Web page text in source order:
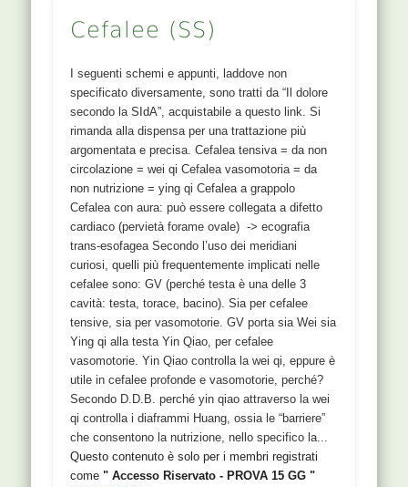
Cefalee (SS)
I seguenti schemi e appunti, laddove non
specificato diversamente, sono tratti da “Il dolore
secondo la SIdA”, acquistabile a questo link. Si
rimanda alla dispensa per una trattazione più
argomentata e precisa. Cefalea tensiva = da non
circolazione = wei qi Cefalea vasomotoria = da
non nutrizione = ying qi Cefalea a grappolo
Cefalea con aura: può essere collegata a difetto
cardiaco (pervietà forame ovale) -> ecografia
trans-esofagea Secondo l’uso dei meridiani
curiosi, quelli più frequentemente implicati nelle
cefalee sono: GV (perché testa è una delle 3
cavità: testa, torace, bacino). Sia per cefalee
tensive, sia per vasomotorie. GV porta sia Wei sia
Ying qi alla testa Yin Qiao, per cefalee
vasomotorie. Yin Qiao controlla la wei qi, eppure è
utile in cefalee profonde e vasomotorie, perché?
Secondo D.D.B. perché yin qiao attraverso la wei
qi controlla i diaframmi Huang, ossia le “barriere”
che consentono la nutrizione, nello specifico la...
Questo contenuto è solo per i membri registrati
come" Accesso Riservato - PROVA 15 GG "